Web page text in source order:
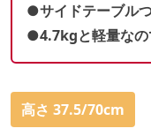
●サイドテーブル
●4.7kgと軽量なの
高さ 37.5/70cm